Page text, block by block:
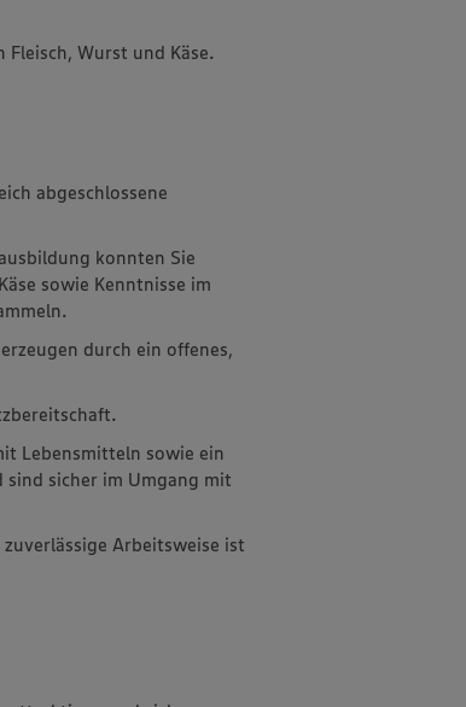
Wurst und Käse.
abgeschlossene
konnten Sie
sowie Kenntnisse im
durch ein offenes,
Lebensmitteln sowie ein
sicher im Umgang mit
Arbeitsweise ist